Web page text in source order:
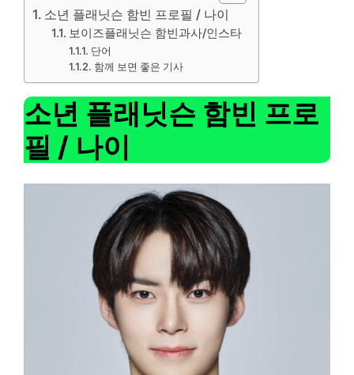
소년 플래닛슨 함빈 프로필 / 나이
보이즈플래닛슨 함빈과사/인스타
단어
함께 보면 좋은 기사
소년 플래닛슨 함빈 프로
필 / 나이